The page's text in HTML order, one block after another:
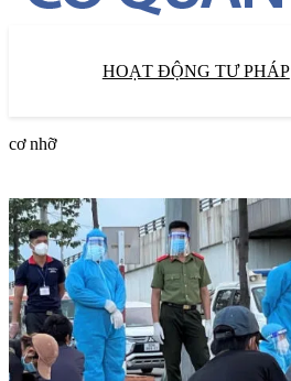
HOẠT ĐỘNG TƯ PHÁP
cơ nhỡ